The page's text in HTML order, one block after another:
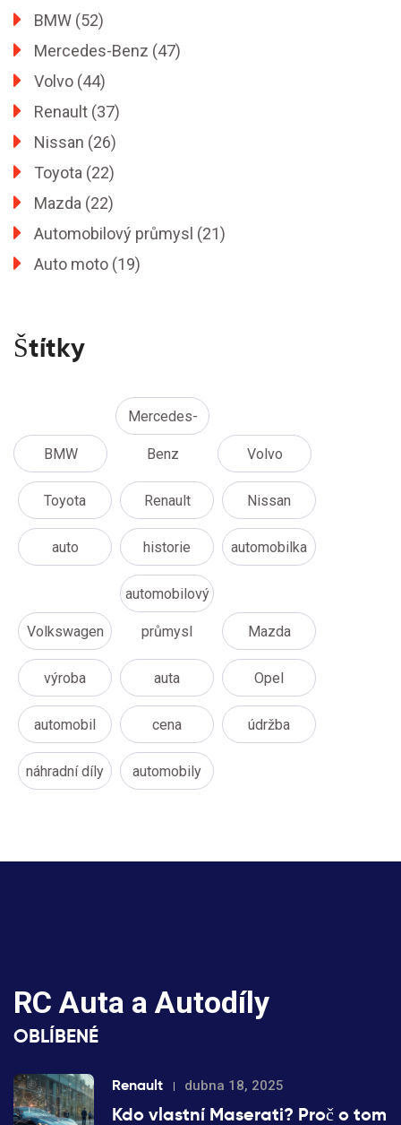
BMW (52)
Mercedes-Benz (47)
Volvo (44)
Renault (37)
Nissan (26)
Toyota (22)
Mazda (22)
Automobilový průmysl (21)
Auto moto (19)
Štítky
BMW
Mercedes-
Benz Volvo
Toyota Renault Nissan
auto historie automobilka
Volkswagen
automobilový
průmysl Mazda
výroba auta Opel
automobil cena údržba
náhradní díly automobily
RC Auta a Autodíly
OBLÍBENÉ
Renault dubna 18, 2025
Kdo vlastní Maserati? Proč o tom